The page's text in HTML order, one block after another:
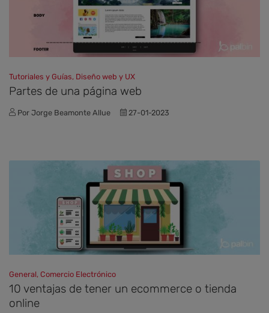
Tutoriales y Guías, Diseño web y UX
Partes de una página web
Por Jorge Beamonte Allue 27-01-2023
General, Comercio Electrónico
10 ventajas de tener un ecommerce o tienda
online